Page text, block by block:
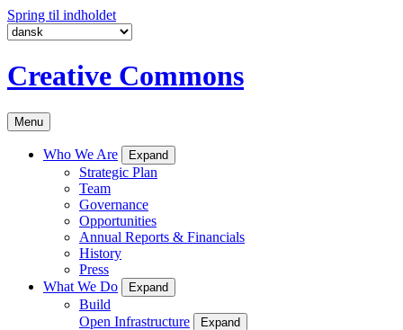
Spring til indholdet
Creative Commons
Menu
Who We Are Expand
Strategic Plan
Team
Governance
Opportunities
Annual Reports & Financials
History
Press
What We Do
Expand
Build
Open Infrastructure
Expand